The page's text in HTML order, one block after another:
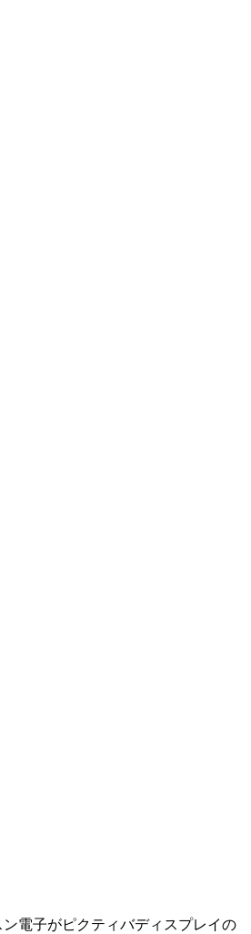
電子がピクティバディスプレイの